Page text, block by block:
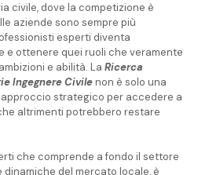
civile, dove la competizione è
aziende sono sempre più
esperti diventa
e ottenere quei ruoli che veramente
e abilità. La Ricerca
Ingegnere Civilenon è solo una
approccio strategico per accedere a
altrimenti potrebbero restare
che comprende a fondo il settore
dinamiche del mercato locale, è